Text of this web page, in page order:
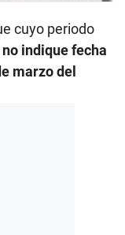
cuyo periodo
no indique fecha
marzo del